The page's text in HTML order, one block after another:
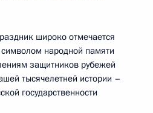
широко отмечается
народной памяти
защитников рубежей
тысячелетней истории –
государственности